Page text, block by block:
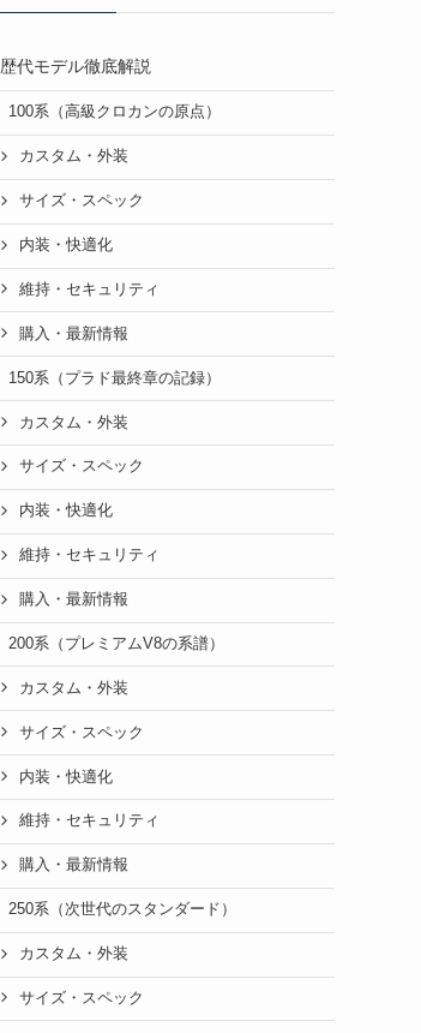
歴代モデル徹底解説
100系（高級クロカンの原点）
カスタム・外装
サイズ・スペック
内装・快適化
維持・セキュリティ
購入・最新情報
150系（プラド最終章の記録）
カスタム・外装
サイズ・スペック
内装・快適化
維持・セキュリティ
購入・最新情報
200系（プレミアムV8の系譜）
カスタム・外装
サイズ・スペック
内装・快適化
維持・セキュリティ
購入・最新情報
250系（次世代のスタンダード）
カスタム・外装
サイズ・スペック